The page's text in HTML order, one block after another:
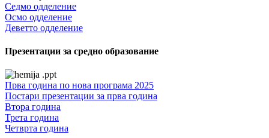
Седмо одделение
Осмо одделение
Деветто одделение
Презентации за средно образование
Прва година по нова програма 2025
Постари презентации за прва година
Втора година
Трета година
Четврта година